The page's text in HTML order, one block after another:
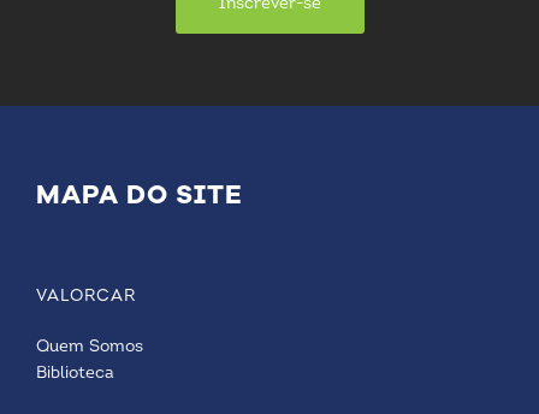
Inscrever-se
MAPA DO SITE
VALORCAR
Quem Somos
Biblioteca